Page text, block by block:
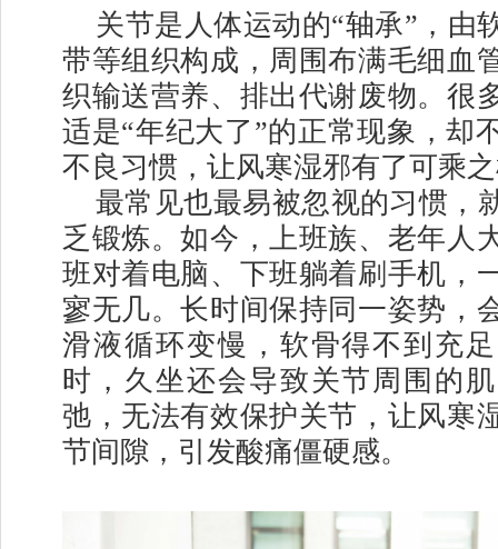
关节是人体运动的“轴承”，由
带等组织构成，周围布满毛细血
织输送营养、排出代谢废物。很
适是“年纪大了”的正常现象，却
不良习惯，让风寒湿邪有了可乘
最常见也最易被忽视的习惯，
乏锻炼。如今，上班族、老年人
班对着电脑、下班躺着刷手机，
寥无几。长时间保持同一姿势，
滑液循环变慢，软骨得不到充
时，久坐还会导致关节周围的
弛，无法有效保护关节，让风寒
节间隙，引发酸痛僵硬感。